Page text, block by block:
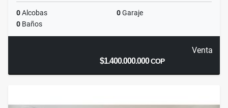
0Alcobas 0Garaje
0 Baños
Venta
$1.400.000.000COP